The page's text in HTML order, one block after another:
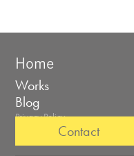
Home
Works
Blog
Privacy Policy
Contact